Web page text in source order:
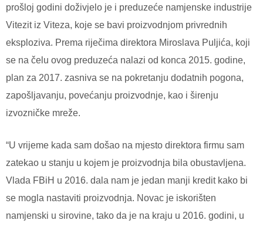
prošloj godini doživjelo je i preduzeće namjenske industrije
Vitezit iz Viteza, koje se bavi proizvodnjom privrednih
eksploziva. Prema riječima direktora Miroslava Puljića, koji
se na čelu ovog preduzeća nalazi od konca 2015. godine,
plan za 2017. zasniva se na pokretanju dodatnih pogona,
zapošljavanju, povećanju proizvodnje, kao i širenju
izvozničke mreže.
“U vrijeme kada sam došao na mjesto direktora firmu sam
zatekao u stanju u kojem je proizvodnja bila obustavljena.
Vlada FBiH u 2016. dala nam je jedan manji kredit kako bi
se mogla nastaviti proizvodnja. Novac je iskorišten
namjenski u sirovine, tako da je na kraju u 2016. godini, u